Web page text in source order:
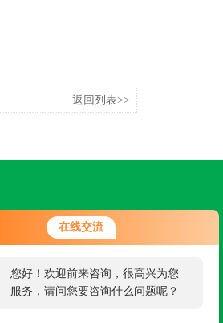
在线交流
您好！欢迎前来咨询，很高兴为您
服务，请问您要咨询什么问题呢？
返回列表>>
们的微信号了解更多信息：